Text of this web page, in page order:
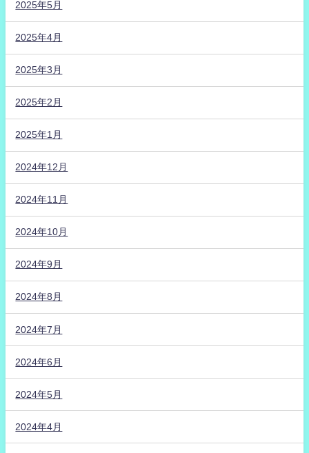
2025年5月
2025年4月
2025年3月
2025年2月
2025年1月
2024年12月
2024年11月
2024年10月
2024年9月
2024年8月
2024年7月
2024年6月
2024年5月
2024年4月